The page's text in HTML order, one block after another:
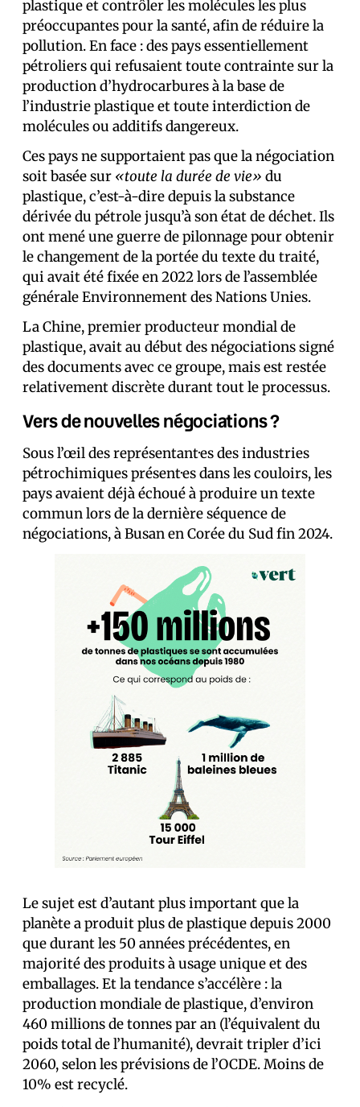
plastique et contrôler les molécules les plus
préoccupantes pour la santé, afin de réduire la
pollution. En face : des pays essentiellement
pétroliers qui refusaient toute contrainte sur la
production d’hydrocarbures à la base de
l’industrie plastique et toute interdiction de
molécules ou additifs dangereux.
Ces pays ne supportaient pas que la négociation
soit basée sur «toute la durée de vie» du
plastique, c’est-à-dire depuis la substance
dérivée du pétrole jusqu’à son état de déchet. Ils
ont mené une guerre de pilonnage pour obtenir
le changement de la portée du texte du traité,
qui avait été fixée en 2022 lors de l’assemblée
générale Environnement des Nations Unies.
La Chine, premier producteur mondial de
plastique, avait au début des négociations signé
des documents avec ce groupe, mais est restée
relativement discrète durant tout le processus.
Vers de nouvelles négociations ?
Sous l’œil des représentant·es des industries
pétrochimiques présent·es dans les couloirs, les
pays avaient déjà échoué à produire un texte
commun lors de la dernière séquence de
négociations, à Busan en Corée du Sud fin 2024.
Le sujet est d’autant plus important que la
planète a produit plus de plastique depuis 2000
que durant les 50 années précédentes, en
majorité des produits à usage unique et des
emballages. Et la tendance s’accélère : la
production mondiale de plastique, d’environ
460 millions de tonnes par an (l’équivalent du
poids total de l’humanité), devrait tripler d’ici
2060, selon les prévisions de l’OCDE. Moins de
10% est recyclé.